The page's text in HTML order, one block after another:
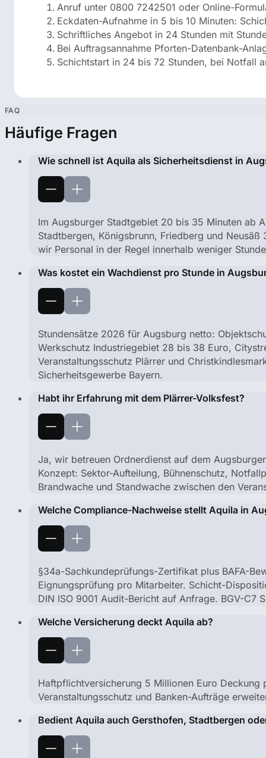
Anruf unter 0800 7242501 oder Online-
Eckdaten-Aufnahme in 5 bis 10 Minuten:
Schriftliches Angebot in 24 Stunden mit
Bei Auftragsannahme Pforten-Datenbank-
Schichtstart in 24 bis 72 Stunden, bei Notfall
FAQ
Häufige Fragen
Wie schnell ist Aquila als Sicherheitsdienst in
Im Augsburger Stadtgebiet 20 bis 35 Minuten ab
Stadtbergen, Königsbrunn, Friedberg und
wir Personal in der Regel innerhalb weniger
Was kostet ein Wachdienst pro Stunde in
Stundensätze 2026 für Augsburg netto:
Werkschutz Industriegebiet 28 bis 38 Euro,
Veranstaltungsschutz Plärrer und
Sicherheitsgewerbe Bayern.
Habt ihr Erfahrung mit dem Plärrer-Volksfest?
Ja, wir betreuen Ordnerdienst auf dem
Konzept: Sektor-Aufteilung, Bühnenschutz,
Brandwache und Standwache zwischen den
Welche Compliance-Nachweise stellt Aquila in
§34a-Sachkundeprüfungs-Zertifikat plus BAFA-
Eignungsprüfung pro Mitarbeiter. Schicht-
DIN ISO 9001 Audit-Bericht auf Anfrage. BGV-C7
Welche Versicherung deckt Aquila ab?
Haftpflichtversicherung 5 Millionen Euro Deckung
Veranstaltungsschutz und Banken-Aufträge
Bedient Aquila auch Gersthofen, Stadtbergen